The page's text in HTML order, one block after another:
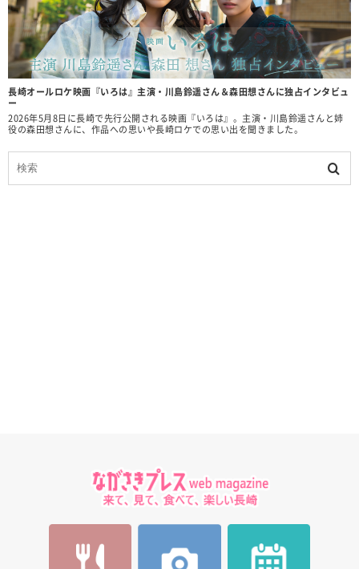
長崎オールロケ映画『いろは』主演・川島鈴遥さん＆森田想さんに独占インタビュ
ー
2026年5月8日に長崎で先行公開される映画『いろは』。主演・川島鈴遥さんと姉
役の森田想さんに、作品への思いや長崎ロケでの思い出を聞きました。